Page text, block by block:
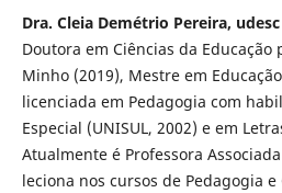
Dra. Cleia Demétrio Pereira, udesc
Doutora em Ciências da
Minho (2019), Mestre em
licenciada em Pedagogia com
Especial (UNISUL, 2002) e em
Atualmente é Professora
leciona nos cursos de Pedagogia